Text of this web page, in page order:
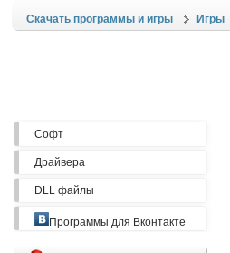
Скачать программы и игры Игры
Софт
Драйвера
DLL файлы
Программы для Вконтакте